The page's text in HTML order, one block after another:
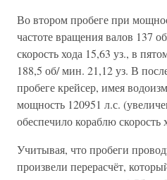
Во втором пробеге при
частоте вращения валов 137
скорость хода 15,63 уз., в
188,5 об/ мин. 21,12 уз. В
пробеге крейсер, имея
мощность 120951 л.с.
обеспечило кораблю скорость
Учитывая, что пробеги
произвели перерасчёт,